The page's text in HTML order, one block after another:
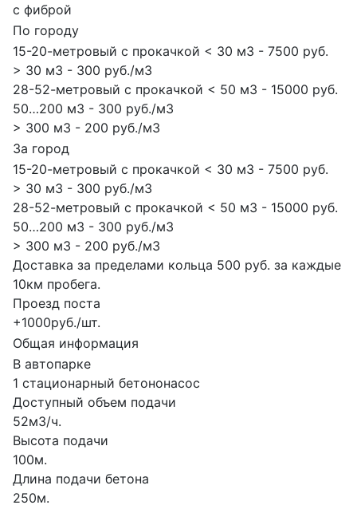
с фиброй
По городу
15-20-метровый с прокачкой < 30 м3 - 7500 руб.
> 30 м3 - 300 руб./м3
28-52-метровый с прокачкой < 50 м3 - 15000 руб.
50…200 м3 - 300 руб./м3
> 300 м3 - 200 руб./м3
За город
15-20-метровый с прокачкой < 30 м3 - 7500 руб.
> 30 м3 - 300 руб./м3
28-52-метровый с прокачкой < 50 м3 - 15000 руб.
50…200 м3 - 300 руб./м3
> 300 м3 - 200 руб./м3
Доставка за пределами кольца 500 руб. за каждые
10км пробега.
Проезд поста
+1000руб./шт.
Общая информация
В автопарке
1 стационарный бетононасос
Доступный объем подачи
52м3/ч.
Высота подачи
100м.
Длина подачи бетона
250м.